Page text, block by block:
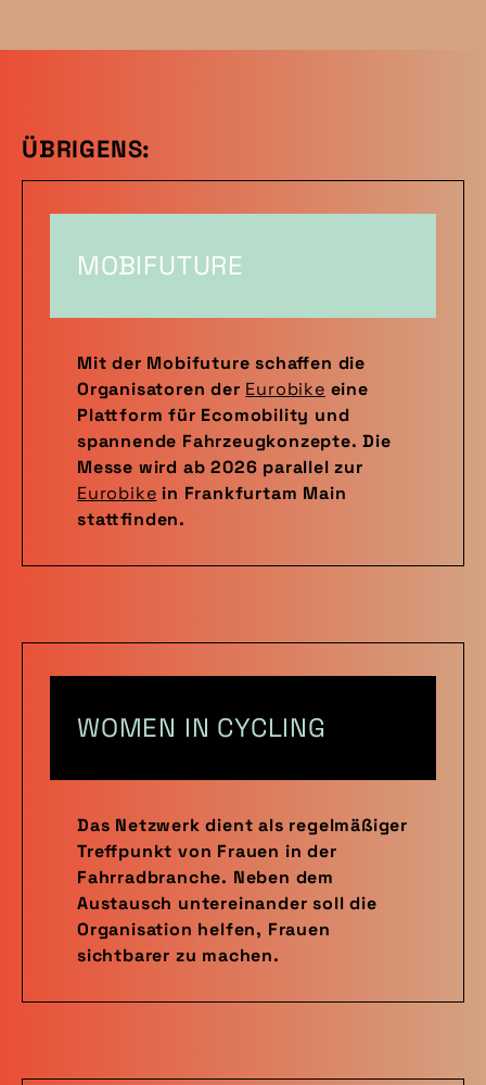
ÜBRIGENS:
MOBIFUTURE
Mit der Mobifuture schaffen die
Organisatoren der Eurobike eine
Plattform für Ecomobility und
spannende Fahrzeugkonzepte. Die
Messe wird ab 2026 parallel zur
Eurobike in Frankfurtam Main
stattfinden.
WOMEN IN CYCLING
Das Netzwerk dient als regelmäßiger
Treffpunkt von Frauen in der
Fahrradbranche. Neben dem
Austausch untereinander soll die
Organisation helfen, Frauen
sichtbarer zu machen.